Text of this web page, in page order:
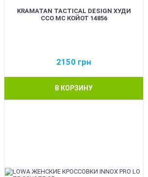
KRAMATAN TACTICAL DESIGN ХУДИ
ССО МС КОЙОТ 14856
2150 грн
В КОРЗИНУ